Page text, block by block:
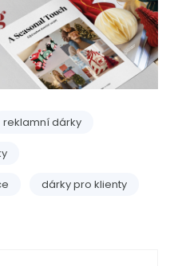
reklamní dárky
dárky pro klienty